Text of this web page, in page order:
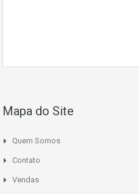
Mapa do Site
Quem Somos
Contato
Vendas